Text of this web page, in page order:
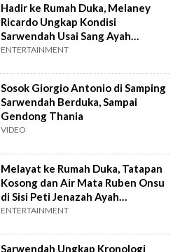
Hadir ke Rumah Duka, Melaney
Ricardo Ungkap Kondisi
Sarwendah Usai Sang Ayah
Meninggal Dunia
ENTERTAINMENT
Sosok Giorgio Antonio di Samping
Sarwendah Berduka, Sampai
Gendong Thania
VIDEO
Melayat ke Rumah Duka, Tatapan
Kosong dan Air Mata Ruben Onsu
di Sisi Peti Jenazah Ayah
Sarwendah
ENTERTAINMENT
Sarwendah Ungkap Kronologi